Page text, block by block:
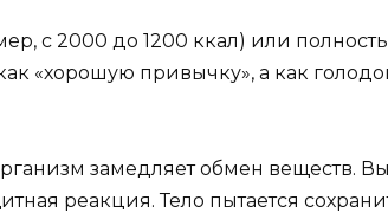
с 2000 до 1200 ккал) или
«хорошую привычку», а как
замедляет обмен веществ. Вы
реакция. Тело пытается